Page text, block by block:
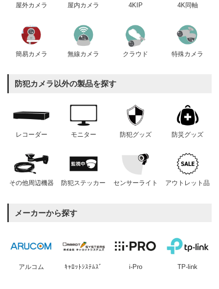
屋外カメラ 屋内カメラ 4KIP 4K同軸
簡易カメラ 無線カメラ クラウド 特殊カメラ
防犯カメラ以外の製品を探す
レコーダー モニター 防犯グッズ 防災グッズ
その他周辺機器 防犯ステッカー センサーライト アウトレット品
メーカーから探す
アルコム ｷｬﾛｯﾄｼｽﾃﾑｽﾞ i-Pro TP-link